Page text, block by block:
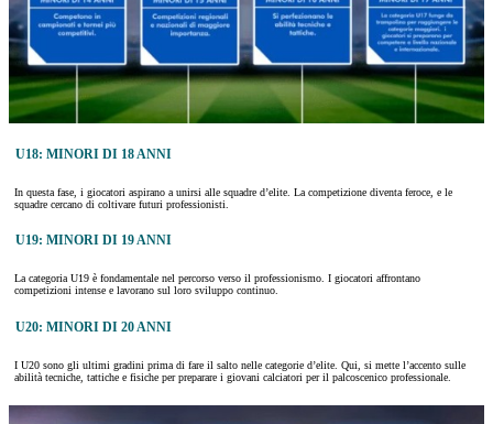
U18: MINORI DI 18 ANNI
In questa fase, i giocatori aspirano a unirsi alle squadre d’elite. La competizione diventa feroce, e le
squadre cercano di coltivare futuri professionisti.
U19: MINORI DI 19 ANNI
La categoria U19 è fondamentale nel percorso verso il professionismo. I giocatori affrontano
competizioni intense e lavorano sul loro sviluppo continuo.
U20: MINORI DI 20 ANNI
I U20 sono gli ultimi gradini prima di fare il salto nelle categorie d’elite. Qui, si mette l’accento sulle
abilità tecniche, tattiche e fisiche per preparare i giovani calciatori per il palcoscenico professionale.